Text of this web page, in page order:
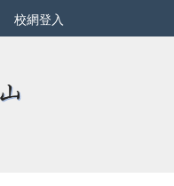
校網登入